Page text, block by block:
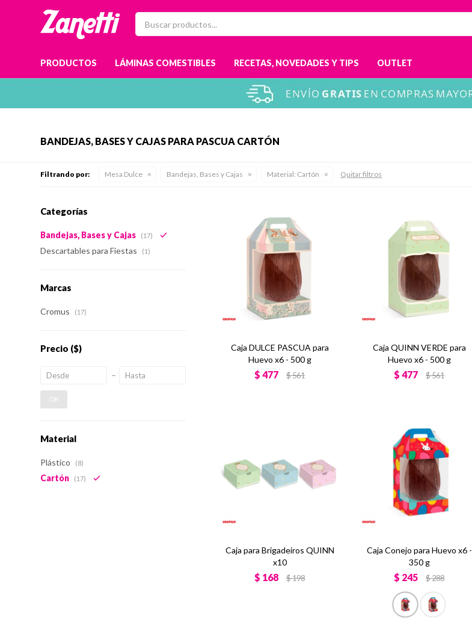
PRODUCTOS LÁMINAS COMESTIBLES RECETAS, NOVEDADES Y TIPS OUTLET
BANDEJAS, BASES Y CAJAS PARA PASCUA CARTÓN
Filtrando por: Mesa Dulce Bandejas, Bases y Cajas Material: Cartón Quitar filtros
Caja DULCE PASCUA para
Huevo x6 - 500 g
$ 477 $561
Caja QUINN VERDE para
Huevo x6 - 500 g
$ 477 $561
Caja para Brigadeiros QUINN
x10
$ 168 $198
Caja Conejo para Huevo x6 -
350 g
$ 245 $288
Categorías
Bandejas, Bases y Cajas (17)
Descartables para Fiestas (1)
Marcas
Cromus (17)
Precio ($)
OK
Material
Plástico (8)
Cartón (17)